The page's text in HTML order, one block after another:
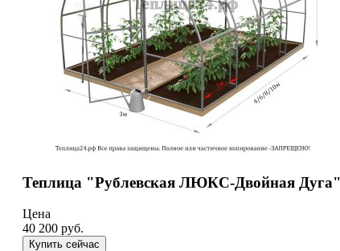
Теплица "Рублевская ЛЮКС-Двойная
Цена
40 200 руб.
Купить сейчас